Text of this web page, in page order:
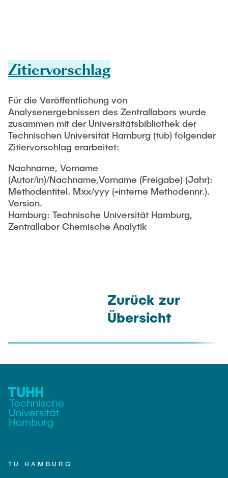
Zitiervorschlag
Für die Veröffentlichung von
Analysenergebnissen des Zentrallabors wurde
zusammen mit der Universitätsbibliothek der
Technischen Universität Hamburg (tub) folgender
Zitiervorschlag erarbeitet:
Nachname, Vorname
(Autor/in)/Nachname,Vorname (Freigabe) (Jahr):
Methodentitel. Mxx/yyy (=interne Methodennr.).
Version.
Hamburg: Technische Universität Hamburg,
Zentrallabor Chemische Analytik
Zurück zur
Übersicht
TU HAMBURG